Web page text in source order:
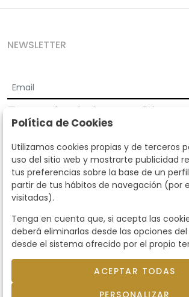
NEWSLETTER
Acepto los Términos y Condiciones
privacidad
Según la LOPD y disposiciones de desarrollo,
datos personales serán tratados por parte de
finalidad de gestionar la relación comercial.
derechos de acceso, rectificación, cancelación,
derechos en los términos establecidos en la
dirigiéndote a nosotros. Asimismo, nos puede
llamando al teléfono 915159584 o enviando un
info@subastassegre.es
Este sitio está protegido por reCAPTCHA y se
Términos de servicio de Google.
© 2026
Política de Cookies
Utilizamos cookies propias y de terceros
uso del sitio web y mostrarte publicidad
tus preferencias sobre la base de un
partir de tus hábitos de navegación (por
visitadas).
Tenga en cuenta que, si acepta las
deberá eliminarlas desde las opciones
desde el sistema ofrecido por el propio
ACEPTAR TODAS
PERSONALIZAR